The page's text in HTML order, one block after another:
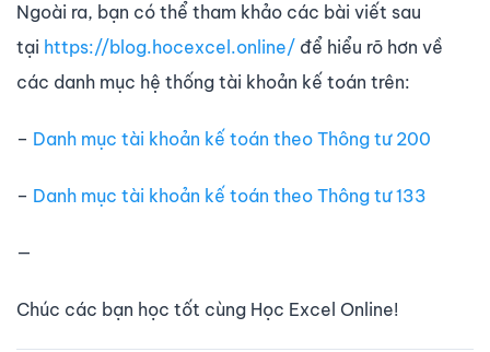
Ngoài ra, bạn có thể tham khảo các bài viết sau
tại https://blog.hocexcel.online/ để hiểu rõ hơn về
các danh mục hệ thống tài khoản kế toán trên:
– Danh mục tài khoản kế toán theo Thông tư 200
– Danh mục tài khoản kế toán theo Thông tư 133
—
Chúc các bạn học tốt cùng Học Excel Online!